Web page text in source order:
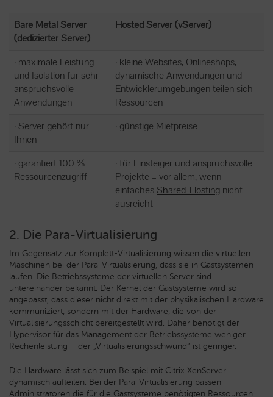
Bare Metal Server
(dedizierter Server)
Hosted Server (vServer)
· maximale Leistung
und Isolation für sehr
anspruchsvolle
Anwendungen
· kleine Websites, Onlineshops,
dynamische Anwendungen und
Entwicklerumgebungen teilen sich
Ressourcen
· Server gehört nur
Ihnen
· günstige Mietpreise
· garantiert 100 %
Ressourcenzugriff
· für Einsteiger und anspruchsvolle
Projekte – vor allem, wenn
einfachesShared-Hosting nicht
ausreicht
2. Die Para-Virtualisierung
Im Gegensatz zur Komplett-Virtualisierung wissen die virtuellen
Maschinen bei der Para-Virtualisierung, dass sie in Gastsystemen
laufen. Die Betriebssysteme der virtuellen Server sind
untereinander bekannt. Der Kernel der Gastsysteme wird so
angepasst, dass dieser nicht direkt mit der physikalischen Hardware
kommuniziert, sondern mit der Hardware, die von der
Virtualisierungsschicht bereitgestellt wird. Daher benötigt der
Hypervisor für das Management der Betriebssysteme weniger
Rechenleistung – der „Virtualisierungsschwund“ ist geringer.
Die Hardware lässt sich zum Beispiel mit Citrix XenServer
dynamisch aufteilen. Bei der Para-Virtualisierung passen
Administratoren die für die Gastsysteme benötigten Ressourcen